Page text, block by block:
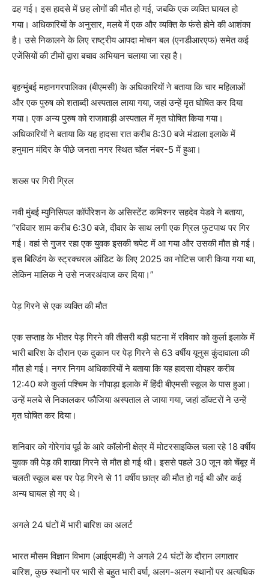
ढह गई। इस हादसे में छह लोगों की मौत हो गई, जबकि एक व्यक्ति घायल हो
गया। अधिकारियों के अनुसार, मलबे में एक और व्यक्ति के फंसे होने की आशंका
है। उसे निकालने के लिए राष्ट्रीय आपदा मोचन बल (एनडीआरएफ) समेत कई
एजेंसियों की टीमों द्वारा बचाव अभियान चलाया जा रहा है।
बृहन्मुंबई महानगरपालिका (बीएमसी) के अधिकारियों ने बताया कि चार महिलाओं
और एक पुरुष को शताब्दी अस्पताल लाया गया, जहां उन्हें मृत घोषित कर दिया
गया। एक अन्य पुरुष को राजावाड़ी अस्पताल में मृत घोषित किया गया।
अधिकारियों ने बताया कि यह हादसा रात करीब 8:30 बजे मंडाला इलाके में
हनुमान मंदिर के पीछे जनता नगर स्थित चॉल नंबर-5 में हुआ।
शख्स पर गिरी ग्रिल
नवी मुंबई म्युनिसिपल कॉर्पोरेशन के असिस्टेंट कमिश्नर सहदेव येडवे ने बताया,
“रविवार शाम करीब 6:30 बजे, दीवार के साथ लगी एक ग्रिल फुटपाथ पर गिर
गई। वहां से गुजर रहा एक युवक इसकी चपेट में आ गया और उसकी मौत हो गई।
इस बिल्डिंग के स्ट्रक्चरल ऑडिट के लिए 2025 का नोटिस जारी किया गया था,
लेकिन मालिक ने उसे नजरअंदाज कर दिया।”
पेड़ गिरने से एक व्यक्ति की मौत
एक सप्ताह के भीतर पेड़ गिरने की तीसरी बड़ी घटना में रविवार को कुर्ला इलाके में
भारी बारिश के दौरान एक दुकान पर पेड़ गिरने से 63 वर्षीय यूनुस कुंदावाला की
मौत हो गई। नगर निगम अधिकारियों ने बताया कि यह हादसा दोपहर करीब
12:40 बजे कुर्ला पश्चिम के नौपाड़ा इलाके में हिंदी बीएमसी स्कूल के पास हुआ।
उन्हें मलबे से निकालकर फौजिया अस्पताल ले जाया गया, जहां डॉक्टरों ने उन्हें
मृत घोषित कर दिया।
शनिवार को गोरेगांव पूर्व के आरे कॉलोनी क्षेत्र में मोटरसाइकिल चला रहे 18 वर्षीय
युवक की पेड़ की शाखा गिरने से मौत हो गई थी। इससे पहले 30 जून को चेंबूर में
चलती स्कूल बस पर पेड़ गिरने से 11 वर्षीय छात्र की मौत हो गई थी और कई
अन्य घायल हो गए थे।
अगले 24 घंटों में भारी बारिश का अलर्ट
भारत मौसम विज्ञान विभाग (आईएमडी) ने अगले 24 घंटों के दौरान लगातार
बारिश, कुछ स्थानों पर भारी से बहुत भारी वर्षा, अलग-अलग स्थानों पर अत्यधिक